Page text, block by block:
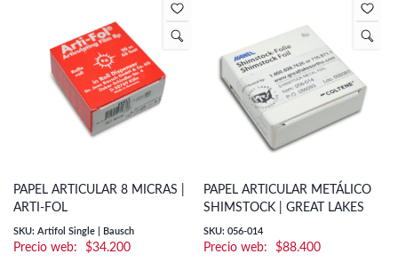
PAPEL ARTICULAR 8 MICRAS |
ARTI-FOL
SKU: Artifol Single | Bausch
$34.200
PAPEL ARTICULAR METÁLICO
SHIMSTOCK | GREAT LAKES
SKU: 056-014
$88.400